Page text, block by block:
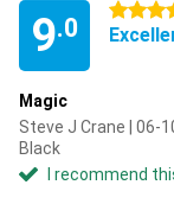
9.0
4.5 stars
Magic
Steve J Crane | 06-
Black
I recommend